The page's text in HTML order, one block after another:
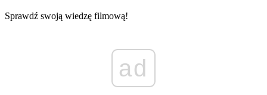
Sprawdź swoją wiedzę filmową!
ad